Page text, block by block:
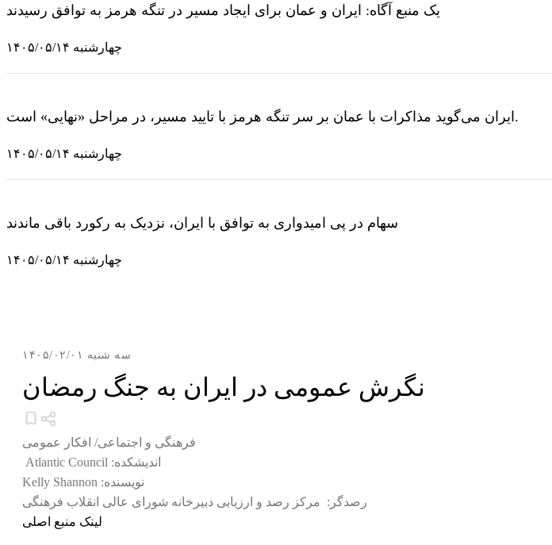
یک منبع آگاه: ایران و عمان برای ایجاد مسیر در تنگه هرمز به توافق رسیدند
چهارشنبه ۱۴۰۵/۰۵/۱۴
ایران می‌گوید مذاکرات با عمان بر سر تنگه هرمز با تایید مسیر، در مراحل «نهایی» است.
چهارشنبه ۱۴۰۵/۰۵/۱۴
سهام در پی امیدواری به توافق با ایران، نزدیک به رکورد باقی ماندند
چهارشنبه ۱۴۰۵/۰۵/۱۴
سه شنبه ۱۴۰۵/۰۲/۰۱
نگرش عمومی در ایران به جنگ رمضان
فرهنگی و اجتماعی/ افکار عمومی
Atlantic Council :اندیشکده
Kelly Shannon :نویسنده
مرکز رصد و ارزیابی دبیرخانه شورای عالی انقلاب فرهنگی
:رصدگر
لینک منبع اصلی